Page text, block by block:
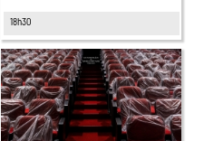
18h30